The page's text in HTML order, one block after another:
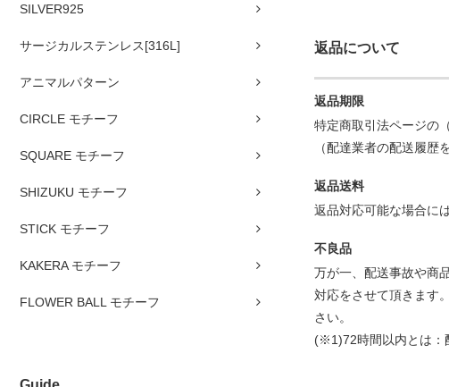
SILVER925
サージカルステンレス[316L]
アニマルパターン
CIRCLE モチーフ
SQUARE モチーフ
SHIZUKU モチーフ
STICK モチーフ
KAKERA モチーフ
FLOWER BALL モチーフ
返品について
返品期限
特定商取引法ページの
（配達業者の配送履歴
返品送料
返品対応可能な場合に
不良品
万が一、配送事故や商
対応をさせて頂きます
さい。
(※1)72時間以内とは：